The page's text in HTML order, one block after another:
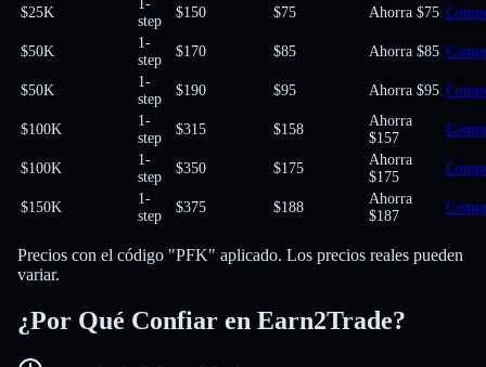
$25K
1-
step
$150 $75 Ahorra $75
$50K
1-
step
$170 $85 Ahorra $85
$50K
1-
step
$190 $95 Ahorra $95
$100K
1-
step
$315 $158
Ahorra
$157
$100K
1-
step
$350 $175
Ahorra
$175
$150K
1-
step
$375 $188
Ahorra
$187
Precios con el código "PFK" aplicado. Los precios reales pueden
variar.
¿Por Qué Confiar en Earn2Trade?